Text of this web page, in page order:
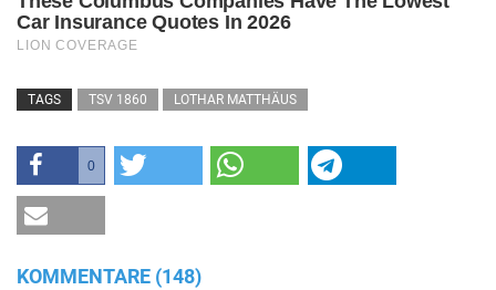
TAGS TSV 1860 LOTHAR MATTHÄUS
0
KOMMENTARE (148)